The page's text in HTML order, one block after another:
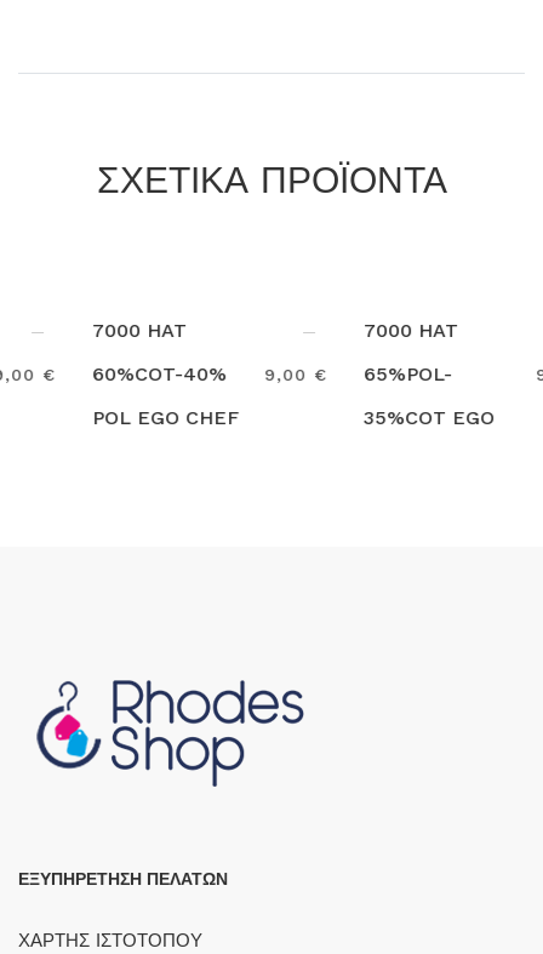
ΣΧΕΤΙΚΑ ΠΡΟΪΟΝΤΑ
7000 HAT
60%COT-40%
POL EGO CHEF
9,00 €
7000 HAT
65%POL-
35%COT EGO
ΕΞΥΠΗΡΕΤΗΣΗ ΠΕΛΑΤΩΝ
ΧΑΡΤΗΣ ΙΣΤΟΤΟΠΟΥ